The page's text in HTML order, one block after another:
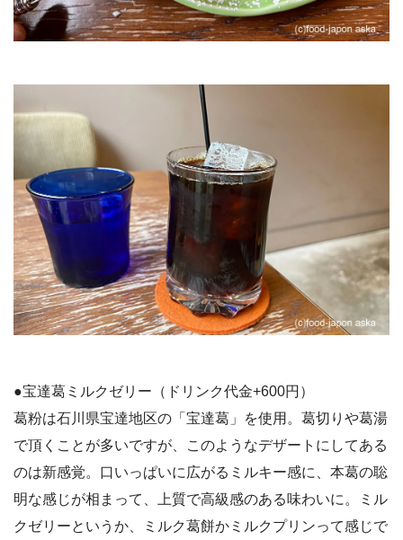
●宝達葛ミルクゼリー（ドリンク代金+600円）
葛粉は石川県宝達地区の「宝達葛」を使用。葛切りや葛湯
で頂くことが多いですが、このようなデザートにしてある
のは新感覚。口いっぱいに広がるミルキー感に、本葛の聡
明な感じが相まって、上質で高級感のある味わいに。ミル
クゼリーというか、ミルク葛餅かミルクプリンって感じで